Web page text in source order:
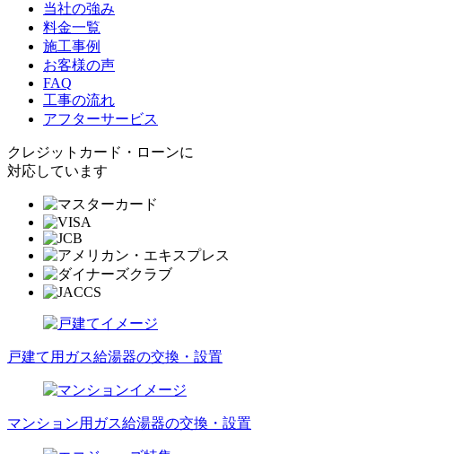
当社の強み
料金一覧
施工事例
お客様の声
FAQ
工事の流れ
アフターサービス
クレジットカード・ローンに
対応しています
戸建て用ガス給湯器の交換・設置
マンション用ガス給湯器の交換・設置